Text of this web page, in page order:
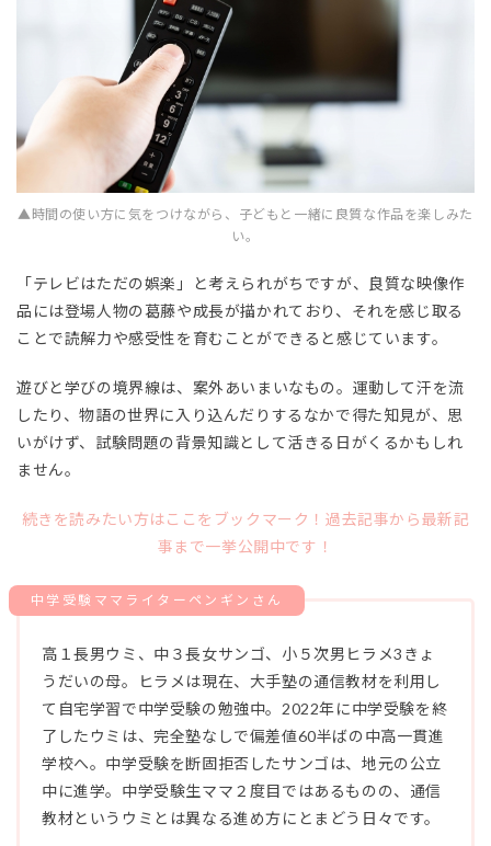
▲時間の使い方に気をつけながら、子どもと一緒に良質な作品を楽しみた
い。
「テレビはただの娯楽」と考えられがちですが、良質な映像作
品には登場人物の葛藤や成長が描かれており、それを感じ取る
ことで読解力や感受性を育むことができると感じています。
遊びと学びの境界線は、案外あいまいなもの。運動して汗を流
したり、物語の世界に入り込んだりするなかで得た知見が、思
いがけず、試験問題の背景知識として活きる日がくるかもしれ
ません。
続きを読みたい方はここをブックマーク！過去記事から最新記
事まで一挙公開中です！
高１長男ウミ、中３長女サンゴ、小５次男ヒラメ3きょ
うだいの母。ヒラメは現在、大手塾の通信教材を利用し
て自宅学習で中学受験の勉強中。2022年に中学受験を終
了したウミは、完全塾なしで偏差値60半ばの中高一貫進
学校へ。中学受験を断固拒否したサンゴは、地元の公立
中に進学。中学受験生ママ２度目ではあるものの、通信
教材というウミとは異なる進め方にとまどう日々です。